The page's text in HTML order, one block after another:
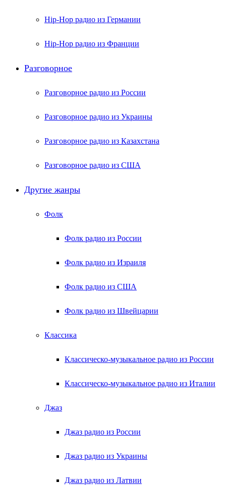
Hip-Hop радио из Германии
Hip-Hop радио из Франции
Разговорное
Разговорное радио из России
Разговорное радио из Украины
Разговорное радио из Казахстана
Разговорное радио из США
Другие жанры
Фолк
Фолк радио из России
Фолк радио из Израиля
Фолк радио из США
Фолк радио из Швейцарии
Классика
Классическо-музыкальное радио из России
Классическо-музыкальное радио из Италии
Джаз
Джаз радио из России
Джаз радио из Украины
Джаз радио из Латвии